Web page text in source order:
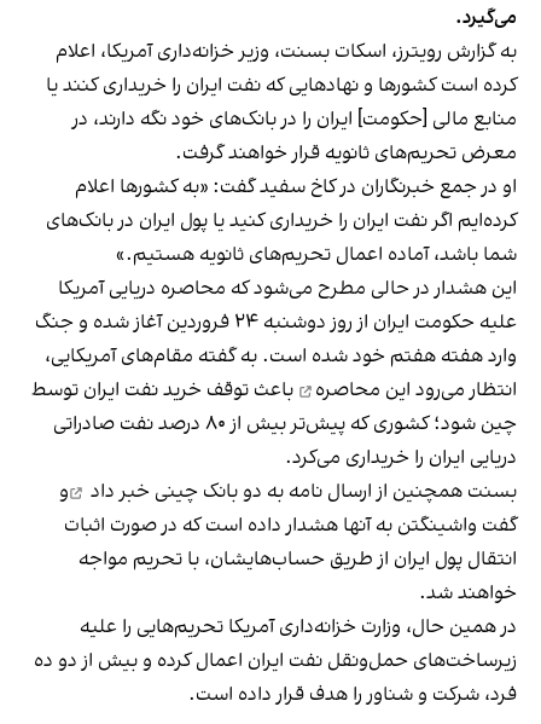
می‌گیرد.
به گزارش رویترز، اسکات بسنت، وزیر خزانه‌داری آمریکا، اعلام
کرده است کشورها و نهادهایی که نفت ایران را خریداری کنند یا
منابع مالی [حکومت] ایران را در بانک‌های خود نگه دارند، در
معرض تحریم‌های ثانویه قرار خواهند گرفت.
او در جمع خبرنگاران در کاخ سفید گفت: «به کشورها اعلام
کرده‌ایم اگر نفت ایران را خریداری کنید یا پول ایران در بانک‌های
شما باشد، آماده اعمال تحریم‌های ثانویه هستیم.»
این هشدار در حالی مطرح می‌شود که محاصره دریایی آمریکا
علیه حکومت ایران از روز دوشنبه ۲۴ فروردین آغاز شده و جنگ
وارد هفته هفتم خود شده است. به گفته مقام‌های آمریکایی،
انتظار می‌رود این محاصره
باعث توقف خرید نفت ایران توسط
چین شود؛ کشوری که پیش‌تر بیش از ۸۰ درصد نفت صادراتی
دریایی ایران را خریداری می‌کرد.
بسنت همچنین از ارسال نامه به دو بانک چینی خبر داد
و
گفت واشینگتن به آنها هشدار داده است که در صورت اثبات
انتقال پول ایران از طریق حساب‌هایشان، با تحریم مواجه
خواهند شد.
در همین حال، وزارت خزانه‌داری آمریکا تحریم‌هایی را علیه
زیرساخت‌های حمل‌ونقل نفت ایران اعمال کرده و بیش از دو ده
فرد، شرکت و شناور را هدف قرار داده است.